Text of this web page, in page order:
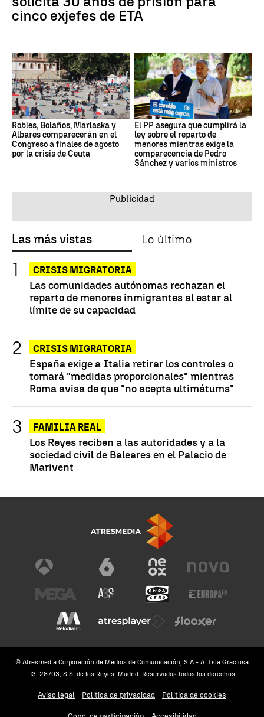
cinco exjefes de ETA
Robles, Bolaños, Marlaska y
Albares comparecerán en el
Congreso a finales de agosto
por la crisis de Ceuta
El PP asegura que cumplirá la
ley sobre el reparto de
menores mientras exige la
comparecencia de Pedro
Sánchez y varios ministros
Las más vistas Lo último
CRISIS MIGRATORIA
Las comunidades autónomas rechazan el
reparto de menores inmigrantes al estar al
límite de su capacidad
CRISIS MIGRATORIA
España exige a Italia retirar los controles o
tomará "medidas proporcionales" mientras
Roma avisa de que "no acepta ultimátums"
FAMILIA REAL
Los Reyes reciben a las autoridades y a la
sociedad civil de Baleares en el Palacio de
Marivent
© Atresmedia Corporación de Medios de Comunicación, S.A - A. Isla Graciosa
13, 28703, S.S. de los Reyes, Madrid. Reservados todos los derechos
Aviso legal Política de privacidad Política de cookies